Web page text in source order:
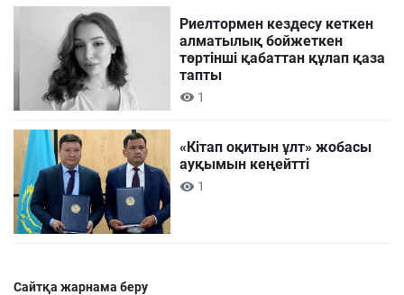
Риелтормен кездесу кеткен
алматылық бойжеткен
төртінші қабаттан құлап қаза
тапты
1
«Кітап оқитын ұлт» жобасы
ауқымын кеңейтті
1
Сайтқа жарнама беру